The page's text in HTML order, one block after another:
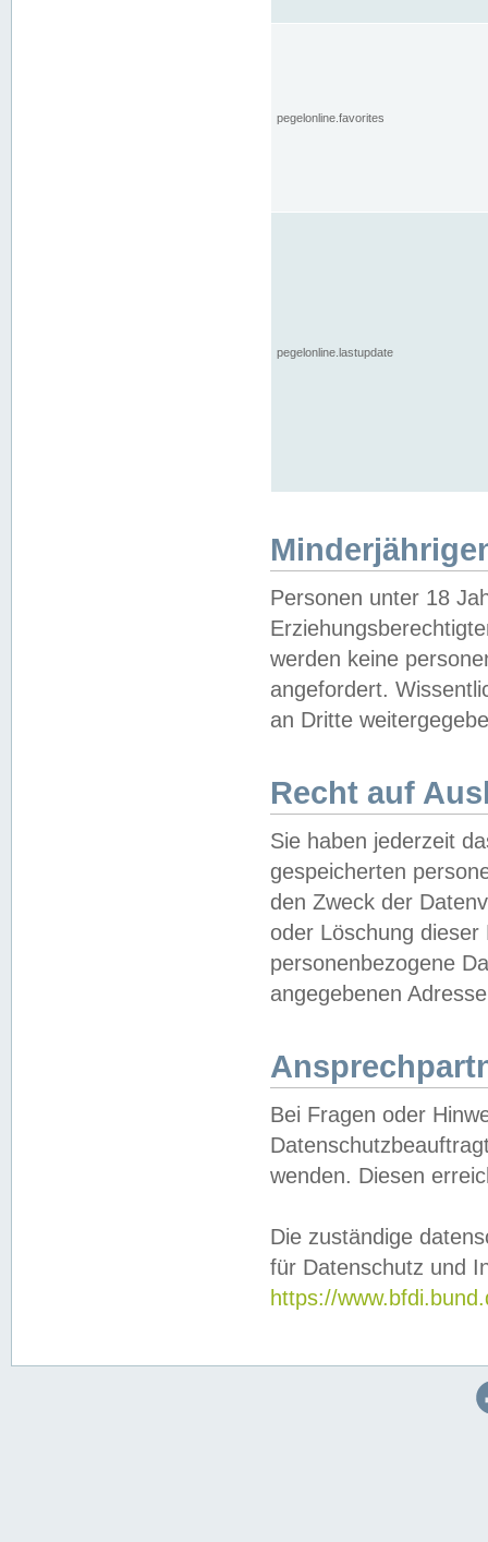
pegelonline.favorites
pegelonline.lastupdate
Personen unter 18
werden keine
angefordert.
an Dritte
Recht auf
Sie haben jederzeit
gespeicherten
den Zweck der
oder Löschung
personenbezogene
angegebenen
Bei Fragen oder
wenden. Diesen
Die zuständige
für Datenschutz und
https://